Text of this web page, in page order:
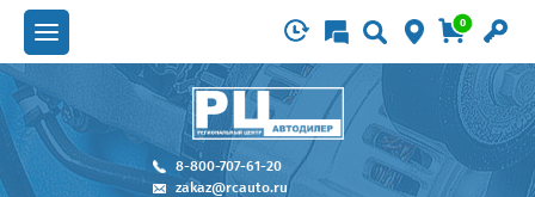
0
8-800-707-61-20
zakaz@rcauto.ru